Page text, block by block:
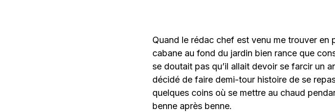
Quand le rédac chef est venu me trouver en
cabane au fond du jardin bien rance que
se doutait pas qu’il allait devoir se farcir un
décidé de faire demi-tour histoire de se
quelques coins où se mettre au chaud
benne après benne.